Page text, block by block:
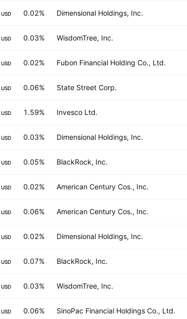
USD 0.02% Dimensional Holdings, Inc.
USD 0.03% WisdomTree, Inc.
USD 0.02% Fubon Financial Holding Co., Ltd.
USD 0.06% State Street Corp.
USD 1.59% Invesco Ltd.
USD 0.03% Dimensional Holdings, Inc.
USD 0.05% BlackRock, Inc.
USD 0.02% American Century Cos., Inc.
USD 0.06% American Century Cos., Inc.
USD 0.02% Dimensional Holdings, Inc.
USD 0.07% BlackRock, Inc.
USD 0.03% WisdomTree, Inc.
USD 0.06% SinoPac Financial Holdings Co., Ltd.